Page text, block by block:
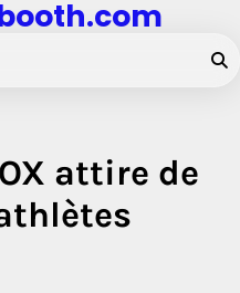
attire de